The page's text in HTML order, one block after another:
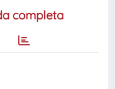
completa